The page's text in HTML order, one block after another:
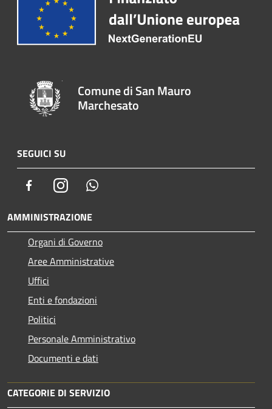
Comune di San Mauro
Marchesato
SEGUICI SU
FacebookInstagram
AMMINISTRAZIONE
Organi di Governo
Aree Amministrative
Uffici
Enti e fondazioni
Politici
Personale Amministrativo
Documenti e dati
CATEGORIE DI SERVIZIO